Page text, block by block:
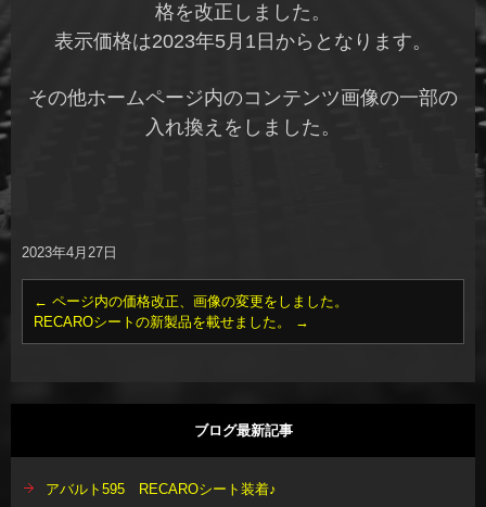
格を改正しました。
表示価格は2023年5月1日からとなります。
その他ホームページ内のコンテンツ画像の一部の
入れ換えをしました。
2023年4月27日
← ページ内の価格改正、画像の変更をしました。
RECAROシートの新製品を載せました。
→
ブログ最新記事
アバルト595 RECAROシート装着♪